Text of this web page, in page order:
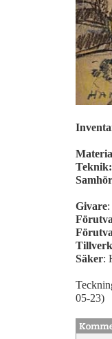
Teknik:
Givare
Säker:
05-23)